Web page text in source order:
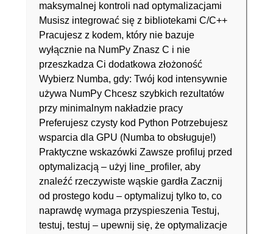
maksymalnej kontroli nad optymalizacjami
Musisz integrować się z bibliotekami C/C++
Pracujesz z kodem, który nie bazuje
wyłącznie na NumPy Znasz C i nie
przeszkadza Ci dodatkowa złożoność
Wybierz Numba, gdy: Twój kod intensywnie
używa NumPy Chcesz szybkich rezultatów
przy minimalnym nakładzie pracy
Preferujesz czysty kod Python Potrzebujesz
wsparcia dla GPU (Numba to obsługuje!)
Praktyczne wskazówki Zawsze profiluj przed
optymalizacją – użyj line_profiler, aby
znaleźć rzeczywiste wąskie gardła Zacznij
od prostego kodu – optymalizuj tylko to, co
naprawdę wymaga przyspieszenia Testuj,
testuj, testuj – upewnij się, że optymalizacje